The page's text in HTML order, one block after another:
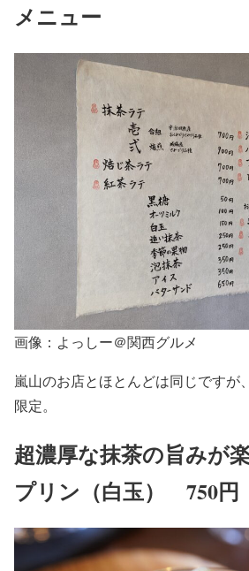
メニュー
画像：よっしー＠関西グルメ
嵐山のお店とほとんどは同じですが
限定。
超濃厚な抹茶の旨みが
プリン（白玉） 750円